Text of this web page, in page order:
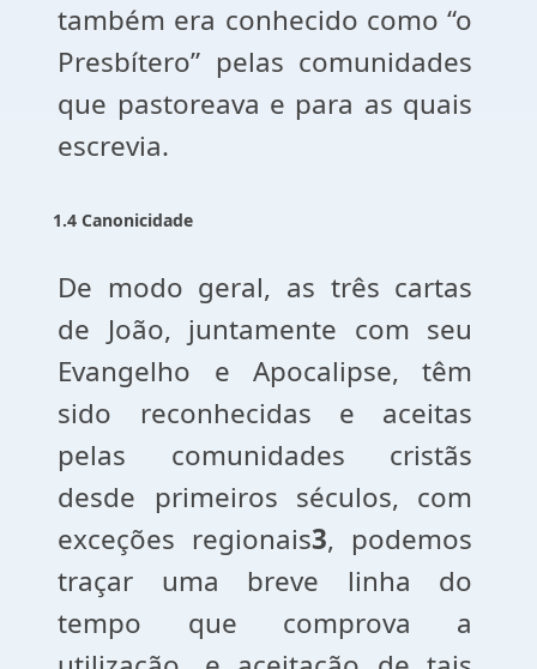
também era conhecido como “o
Presbítero” pelas comunidades
que pastoreava e para as quais
escrevia.
1.4 Canonicidade
De modo geral, as três cartas
de João, juntamente com seu
Evangelho e Apocalipse, têm
sido reconhecidas e aceitas
pelas comunidades cristãs
desde primeiros séculos, com
exceções regionais3, podemos
traçar uma breve linha do
tempo que comprova a